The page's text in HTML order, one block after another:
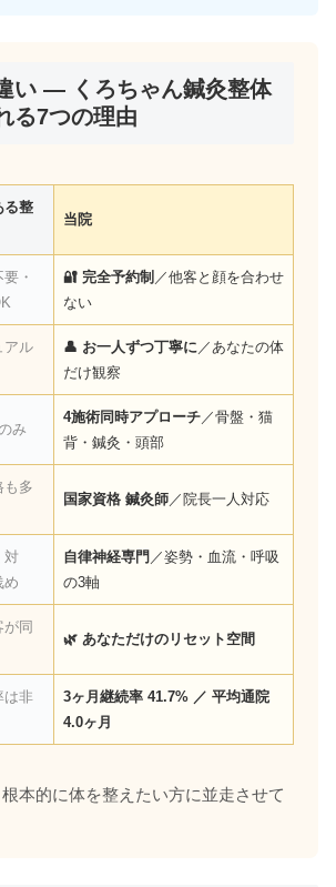
い — くろちゃん鍼灸整体
る7つの理由
る整
当院
・
🔐 完全予約制 ／他客と顔を合わせ
ない
アル
👤 お一人ずつ丁寧に／あなたの体
だけ観察
み
4施術同時アプローチ／骨盤・猫
背・鍼灸・頭部
も多
国家資格 鍼灸師／院長一人対応
対
め
自律神経専門 ／姿勢・血流・呼吸
の3軸
が同
🌿 あなただけのリセット空間
は非
3ヶ月継続率 41.7% ／ 平均通院
4.0ヶ月
本的に体を整えたい方に並走させて